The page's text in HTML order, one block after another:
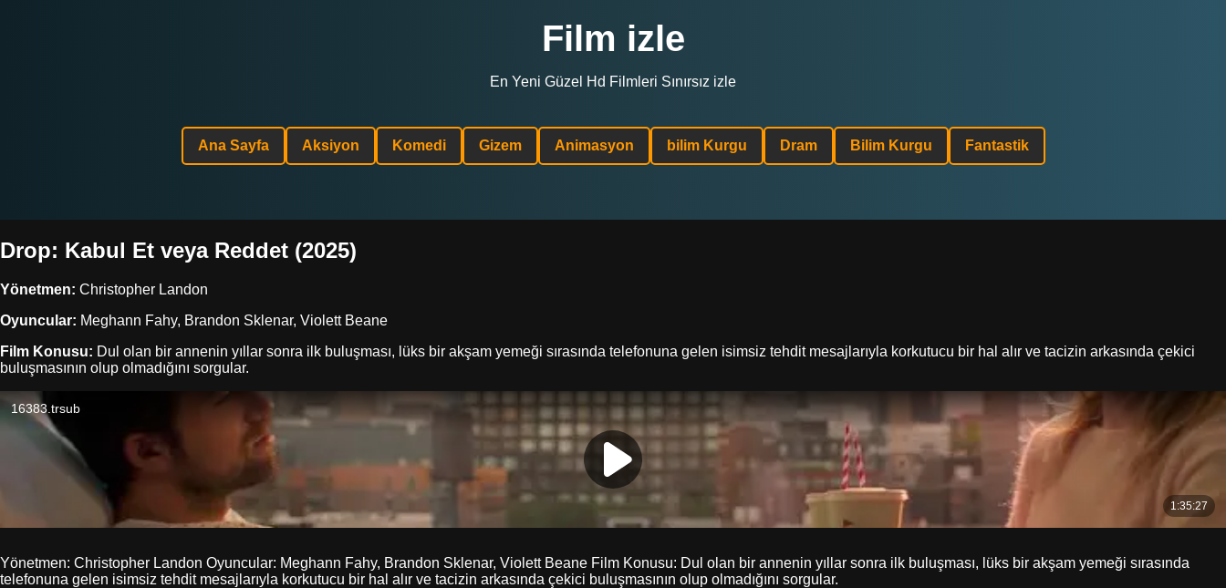
Film izle
En Yeni Güzel Hd Filmleri Sınırsız izle
Ana Sayfa Aksiyon Komedi Gizem Animasyon bilim Kurgu Dram Bilim Kurgu Fantastik
Drop: Kabul Et veya Reddet (2025)
Yönetmen: Christopher Landon
Oyuncular: Meghann Fahy, Brandon Sklenar, Violett Beane
Film Konusu: Dul olan bir annenin yıllar sonra ilk buluşması, lüks bir akşam yemeği sırasında telefonuna gelen isimsiz tehdit mesajlarıyla korkutucu bir hal alır ve tacizin arkasında çekici
buluşmasının olup olmadığını sorgular.
Yönetmen: Christopher Landon Oyuncular: Meghann Fahy, Brandon Sklenar, Violett Beane Film Konusu: Dul olan bir annenin yıllar sonra ilk buluşması, lüks bir akşam yemeği sırasında
telefonuna gelen isimsiz tehdit mesajlarıyla korkutucu bir hal alır ve tacizin arkasında çekici buluşmasının olup olmadığını sorgular.